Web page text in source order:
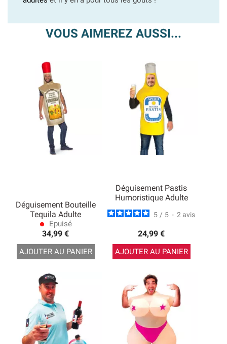
VOUS AIMEREZ AUSSI...
Déguisement Bouteille
Tequila Adulte
lens Epuisé
34,99 €
AJOUTER AU PANIER
Déguisement Pastis
Humoristique Adulte
5 / 5 - 2 avis
24,99 €
AJOUTER AU PANIER